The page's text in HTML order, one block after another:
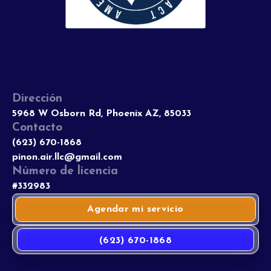
Dirección
5968 W Osborn Rd, Phoenix AZ, 85033
Contacto
(623) 670-1868
pinon.air.llc@gmail.com
Número de licencia
#332983
Agendar mi servicio
(623) 670-1868